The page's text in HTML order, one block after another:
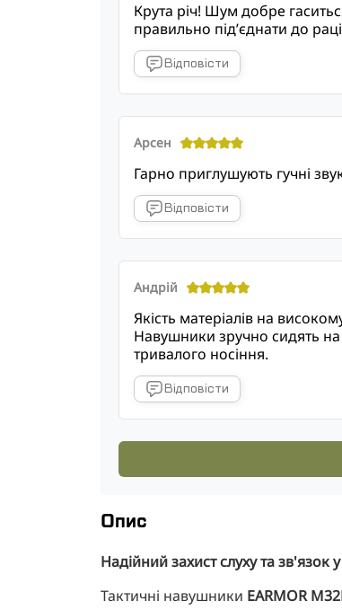
Крута річ! Шум добре
правильно під’єднати до
Відповісти
Арсен
Гарно приглушують гучні
Відповісти
Андрій
Якість матеріалів на
Навушники зручно сидять на
тривалого носіння.
Відповісти
Опис
Надійний захист слуху та зв'язок
Тактичні навушники EARMOR